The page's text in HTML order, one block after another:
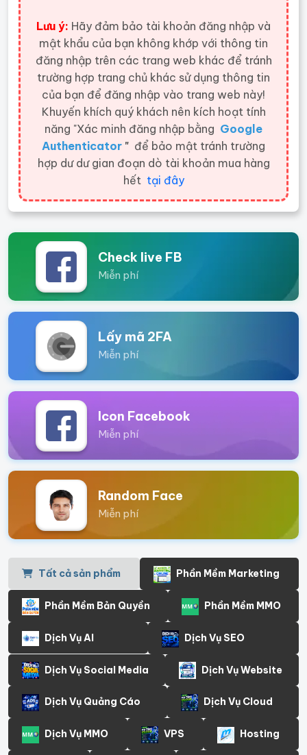
Lưu ý: Hãy đảm bảo tài khoản đăng nhập và
mật khẩu của bạn không khớp với thông tin
đăng nhập trên các trang web khác để tránh
trường hợp trang chủ khác sử dụng thông tin
của bạn để đăng nhập vào trang web này!
Khuyến khích quý khách nên kích hoạt tính
năng "Xác minh đăng nhập bằng Google
Authenticator " để bảo mật tránh trường
hợp dư dư gian đoạn dò tài khoản mua hàng
hết tại đây
Check live FB
Miễn phí
Lấy mã 2FA
Miễn phí
Icon Facebook
Miễn phí
Random Face
Miễn phí
Tất cả sản phẩm Phần Mềm Marketing
Phần Mềm Bản Quyền Phần Mềm MMO
Dịch Vụ AI Dịch Vụ SEO
Dịch Vụ Social Media Dịch Vụ Website
Dịch Vụ Quảng Cáo Dịch Vụ Cloud
Dịch Vụ MMO VPS Hosting